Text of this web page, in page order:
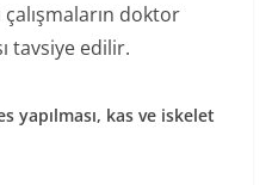
doktor
tavsiye edilir.
yapılması, kas ve iskelet